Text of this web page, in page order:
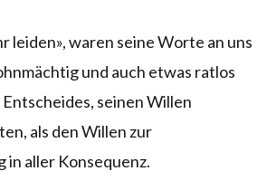
leiden», waren seine Worte an uns
und auch etwas ratlos
seinen Willen
als den Willen zur
in aller Konsequenz.